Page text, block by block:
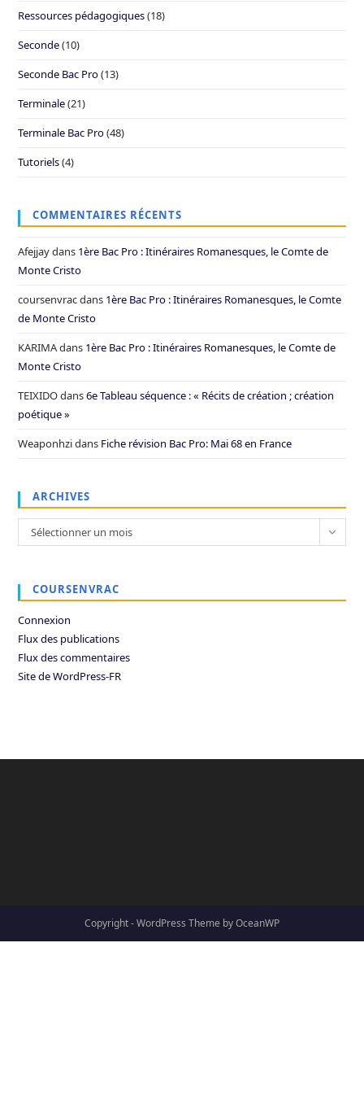
Ressources pédagogiques(18)
Seconde(10)
Seconde Bac Pro(13)
Terminale(21)
Terminale Bac Pro(48)
Tutoriels(4)
COMMENTAIRES RÉCENTS
Afejjaydans 1ère Bac Pro : Itinéraires Romanesques, le Comte de
Monte Cristo
coursenvracdans 1ère Bac Pro : Itinéraires Romanesques, le Comte
de Monte Cristo
KARIMAdans 1ère Bac Pro : Itinéraires Romanesques, le Comte de
Monte Cristo
TEIXIDOdans6e Tableau séquence : « Récits de création ; création
poétique »
Weaponhzidans Fiche révision Bac Pro: Mai 68 en France
ARCHIVES
Archives
Sélectionner un mois
COURSENVRAC
Connexion
Flux des publications
Flux des commentaires
Site de WordPress-FR
Copyright - WordPress Theme by OceanWP